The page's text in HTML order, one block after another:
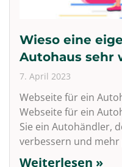
Wieso eine
Autohaus sehr
7. April 2023
Webseite für ein
Webseite für ein
Sie ein Autohändler,
verbessern und
Weiterlesen »